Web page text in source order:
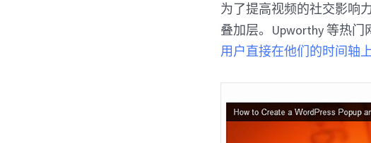
为了提高视频的社交影响
叠加层。Upworthy 等热
用户直接在他们的时间轴